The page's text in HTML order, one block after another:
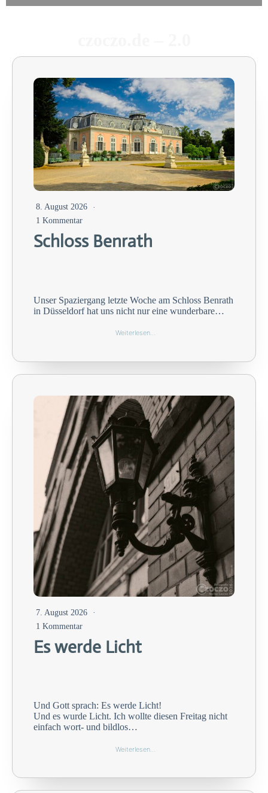
Zum
Schloss Benrath
8. August 2026
1 Kommentar
Unser Spaziergang letzte Woche am Schloss Benrath
in Düsseldorf hat uns nicht nur eine wunderbare…
Weiterlesen…
Es werde Licht
7. August 2026
1 Kommentar
Und Gott sprach: Es werde Licht!
Und es wurde Licht. Ich wollte diesen Freitag nicht
einfach wort- und bildlos…
Weiterlesen…